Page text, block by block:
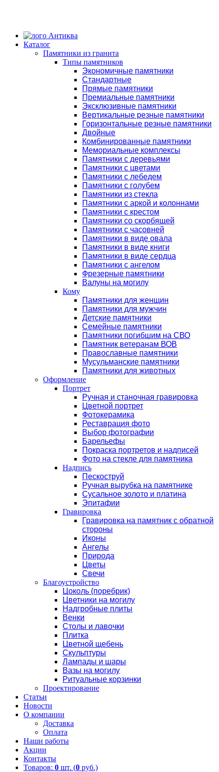
Каталог
Памятники из гранита
Типы памятников
Экономичные памятники
Стандартные
Прямые памятники
Премиальные памятники
Эксклюзивные памятники
Вертикальные резные памятники
Горизонтальные резные памятники
Двойные
Комбинированные памятники
Мемориальные комплексы
Памятники с деревьями
Памятники с цветами
Памятники с лебедем
Памятники с голубем
Памятники из стекла
Памятники с аркой и колоннами
Памятники с крестом
Памятники со скорбящей
Памятники с часовней
Памятники в виде овала
Памятники в виде книги
Памятники в виде сердца
Памятники с ангелом
Фрезерные памятники
Валуны на могилу
Кому
Памятники для женщин
Памятники для мужчин
Детские памятники
Семейные памятники
Памятники погибшим на СВО
Памятник ветеранам ВОВ
Православные памятники
Мусульманские памятники
Памятники для животных
Оформление
Портрет
Ручная и станочная гравировка
Цветной портрет
Фотокерамика
Реставрация фото
Выбор фотографии
Барельефы
Покраска портретов и надписей
Фото на стекле для памятника
Надпись
Пескоструй
Ручная вырубка на памятнике
Сусальное золото и платина
Эпитафии
Гравировка
Гравировка на памятник с обратной
стороны
Иконы
Ангелы
Природа
Цветы
Свечи
Благоустройство
Цоколь (поребрик)
Цветники на могилу
Надгробные плиты
Венки
Столы и лавочки
Плитка
Цветной щебень
Скульптуры
Лампады и шары
Вазы на могилу
Ритуальные корзинки
Проектирование
Статьи
Новости
О компании
Доставка
Оплата
Наши работы
Акции
Контакты
Товаров: 0 шт. (0 руб.)